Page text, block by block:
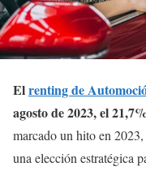
Elrenting de
agosto de 2023, el
marcado un hito en
una elección estratégica